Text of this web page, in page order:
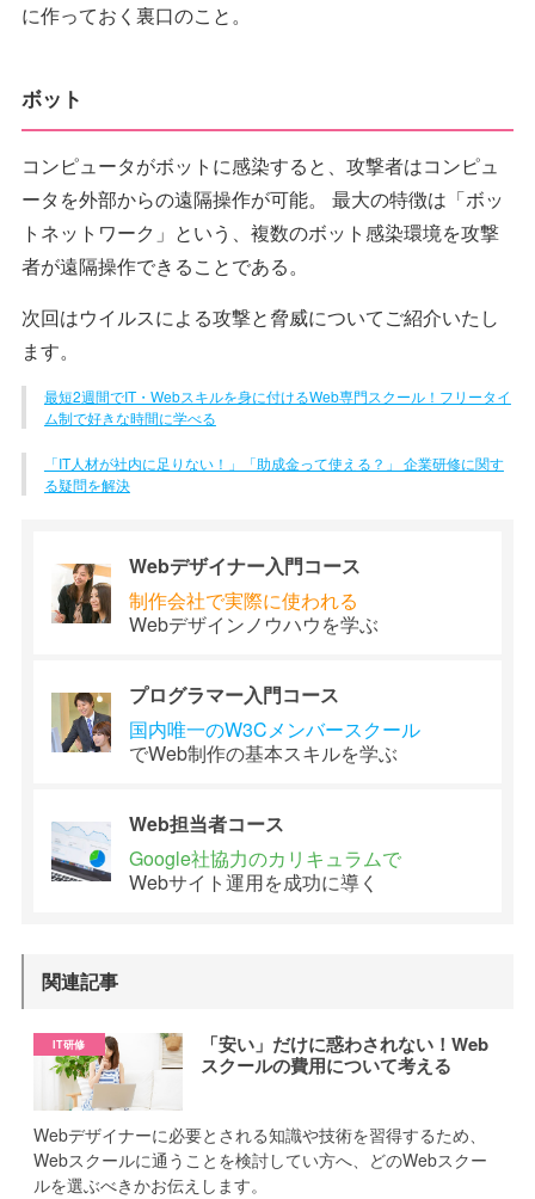
に作っておく裏口のこと。
ボット
コンピュータがボットに感染すると、攻撃者はコンピュ
ータを外部からの遠隔操作が可能。 最大の特徴は「ボッ
トネットワーク」という、複数のボット感染環境を攻撃
者が遠隔操作できることである。
次回はウイルスによる攻撃と脅威についてご紹介いたし
ます。
最短2週間でIT・Webスキルを身に付けるWeb専門スクール！フリータイ
ム制で好きな時間に学べる
「IT人材が社内に足りない！」「助成金って使える？」 企業研修に関す
る疑問を解決
Webデザイナー入門コース
制作会社で実際に使われる
Webデザインノウハウを学ぶ
プログラマー入門コース
国内唯一のW3Cメンバースクール
でWeb制作の基本スキルを学ぶ
Web担当者コース
Google社協力のカリキュラムで
Webサイト運用を成功に導く
関連記事
「安い」だけに惑わされない！Web
スクールの費用について考える
Webデザイナーに必要とされる知識や技術を習得するため、
Webスクールに通うことを検討してい方へ、どのWebスクー
ルを選ぶべきかお伝えします。